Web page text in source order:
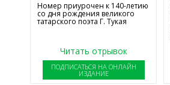
Номер приурочен к 140-летию
со дня рождения великого
татарского поэта Г. Тукая
Читать отрывок
ПОДПИСАТЬСЯ НА ОНЛАЙН
ИЗДАНИЕ